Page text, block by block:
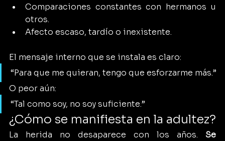
Comparaciones constantes con hermanos u
otros.
Afecto escaso, tardío o inexistente.
El mensaje interno que se instala es claro:
“Para que me quieran, tengo que esforzarme más.”
O peor aún:
“Tal como soy, no soy suficiente.”
¿Cómo se manifiesta en la adultez?
La herida no desaparece con los años. Se